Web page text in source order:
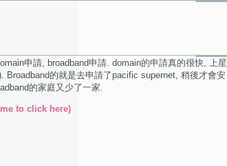
申請, broadband申請. domain的申請真的很快, 上星
Broadband的就是去申請了pacific supernet, 稍後才會安
的家庭又少了一家.
to click here)